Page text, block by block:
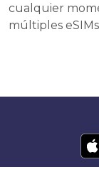
cualquier
múltiples